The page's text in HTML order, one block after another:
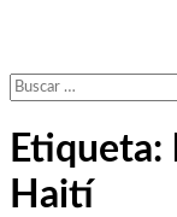
Buscar:
Etiqueta:
Haití